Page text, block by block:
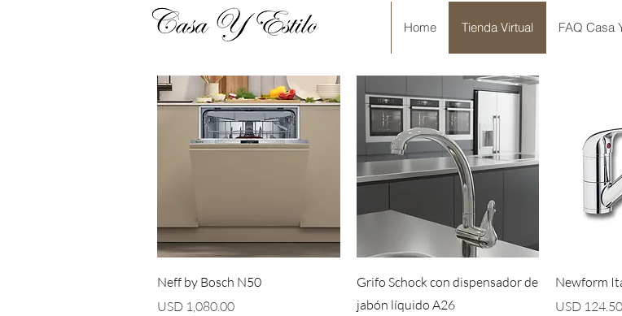
Home Tienda Virtual FAQ Casa
Vista rápida
Neff by Bosch N50
Precio
USD 1,080.00
Vista rápida
Grifo Schock con dispensador de
jabón líquido A26
Newform
Precio
USD 124.50